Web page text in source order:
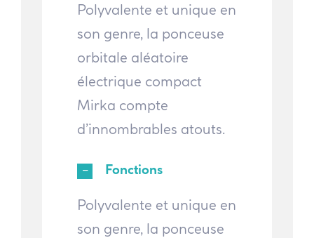
Polyvalente et unique en
son genre, la ponceuse
orbitale aléatoire
électrique compact
Mirka compte
d’innombrables atouts.
Fonctions
Polyvalente et unique en
son genre, la ponceuse